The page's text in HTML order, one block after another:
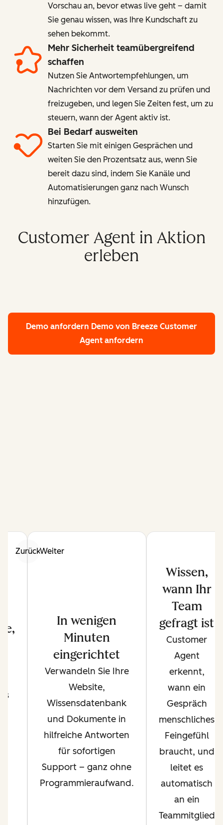
Vorschau an, bevor etwas live geht – damit
Sie genau wissen, was Ihre Kundschaft zu
sehen bekommt.
Mehr Sicherheit teamübergreifend
schaffen
Nutzen Sie Antwortempfehlungen, um
Nachrichten vor dem Versand zu prüfen und
freizugeben, und legen Sie Zeiten fest, um zu
steuern, wann der Agent aktiv ist.
Bei Bedarf ausweiten
Starten Sie mit einigen Gesprächen und
weiten Sie den Prozentsatz aus, wenn Sie
bereit dazu sind, indem Sie Kanäle und
Automatisierungen ganz nach Wunsch
hinzufügen.
Customer Agent in Aktion
erleben
Demo anfordern Demo von Breeze Customer
Agent anfordern
ZurückWeiter
In wenigen
Minuten
eingerichtet
Verwandeln Sie Ihre
Website,
Wissensdatenbank
und Dokumente in
hilfreiche Antworten
für sofortigen
Support – ganz ohne
Programmieraufwand.
Wissen,
wann Ihr
Team
gefragt ist
Customer
Agent
erkennt,
wann ein
Gespräch
menschliches
Feingefühl
braucht, und
leitet es
automatisch
an ein
Teammitglied